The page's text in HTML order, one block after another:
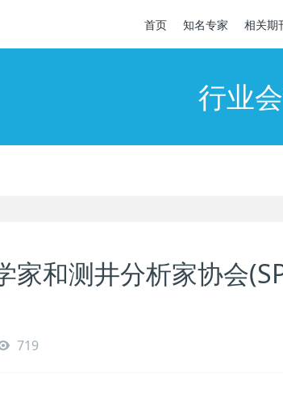
首页 知名专家 相关期
行业
家和测井分析家协会
719